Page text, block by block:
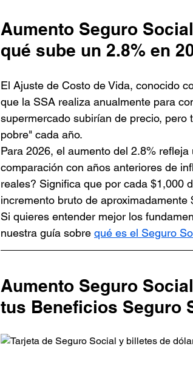
Aumento Seguro
qué sube un 2.8% en
El Ajuste de Costo de Vida, conocido
que la SSA realiza anualmente para
supermercado subirían de precio,
pobre" cada año.
Para 2026, el aumento del 2.8%
comparación con años anteriores de
reales? Significa que por cada $1,000
incremento bruto de aproximadamente
Si quieres entender mejor los
nuestra guía sobre qué es el Seguro
Aumento Seguro
tus Beneficios Seguro